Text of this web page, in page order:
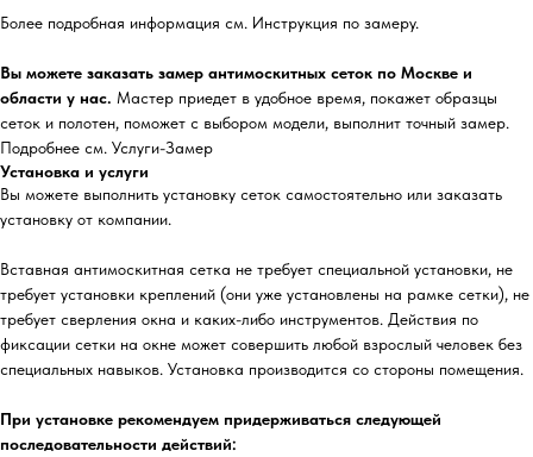
Более подробная информация см. Инструкция по замеру.
Вы можете заказать замер антимоскитных сеток по Москве и
области у нас. Мастер приедет в удобное время, покажет образцы
сеток и полотен, поможет с выбором модели, выполнит точный замер.
Подробнее см. Услуги-Замер
Установка и услуги
Вы можете выполнить установку сеток самостоятельно или заказать
установку от компании.
Вставная антимоскитная сетка не требует специальной установки, не
требует установки креплений (они уже установлены на рамке сетки), не
требует сверления окна и каких-либо инструментов. Действия по
фиксации сетки на окне может совершить любой взрослый человек без
специальных навыков. Установка производится со стороны помещения.
При установке рекомендуем придерживаться следующей
последовательности действий: